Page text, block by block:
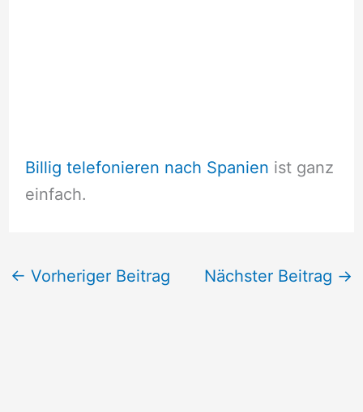
Billig telefonieren nach Spanien ist ganz
einfach.
← Vorheriger Beitrag Nächster Beitrag →